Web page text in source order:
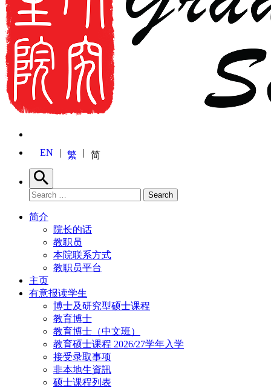
EN 繁 简
Search
Search for: Search
简介
院长的话
教职员
本院联系方式
教职员平台
主页
有意报读学生
博士及研究型硕士课程
教育博士
教育博士（中文班）
教育硕士课程 2026/27学年入学
接受录取事项
非本地生資訊
硕士课程列表